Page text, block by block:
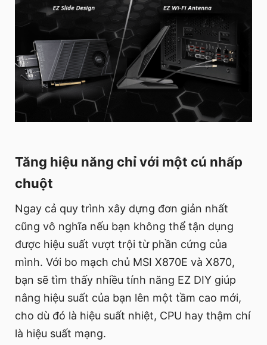
Tăng hiệu năng chỉ với một cú nhấp
chuột
Ngay cả quy trình xây dựng đơn giản nhất
cũng vô nghĩa nếu bạn không thể tận dụng
được hiệu suất vượt trội từ phần cứng của
mình. Với bo mạch chủ MSI X870E và X870,
bạn sẽ tìm thấy nhiều tính năng EZ DIY giúp
nâng hiệu suất của bạn lên một tầm cao mới,
cho dù đó là hiệu suất nhiệt, CPU hay thậm chí
là hiệu suất mạng.